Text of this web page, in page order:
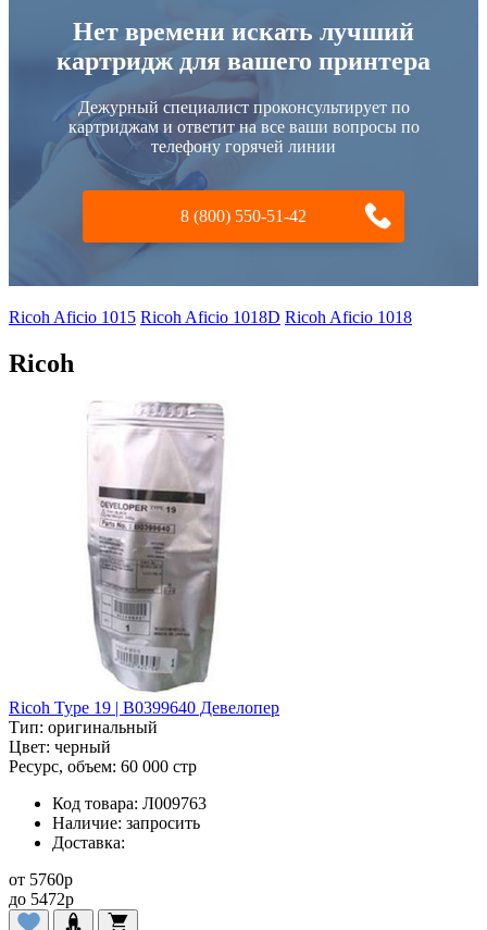
Нет времени искать лучший
картридж для вашего принтера
Дежурный специалист проконсультирует по
картриджам и ответит на все ваши вопросы по
телефону горячей линии
8 (800) 550-51-42
Ricoh Aficio 1015 Ricoh Aficio 1018D Ricoh Aficio 1018
Ricoh
Ricoh Type 19 | B0399640 Девелопер
Тип: оригинальный
Цвет: черный
Ресурс, объем: 60 000 стр
Код товара: Л009763
Наличие: запросить
Доставка:
от 5760p
до 5472p